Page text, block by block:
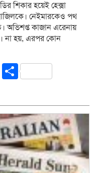
শিকার হয়েই হেক্সা
নেইমারকেও পথ
কাজান এরেনায়
না হয়, এরপর কোন
CopyShare